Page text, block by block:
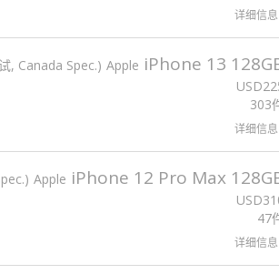
详细信息
, Canada Spec. Apple iPhone 13
USD
303
详细信息
Apple iPhone 12 Pro Max
USD
47
详细信息